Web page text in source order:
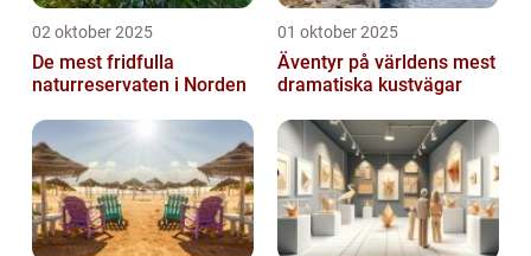
02 oktober 2025
De mest fridfulla
naturreservaten i Norden
01 oktober 2025
Äventyr på världens mest
dramatiska kustvägar